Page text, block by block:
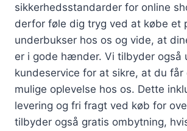
sikkerhedsstandarder for online
derfor føle dig tryg ved at købe et
underbukser hos os og vide, at
er i gode hænder. Vi tilbyder også
kundeservice for at sikre, at du
mulige oplevelse hos os. Dette
levering og fri fragt ved køb for
tilbyder også gratis ombytning,